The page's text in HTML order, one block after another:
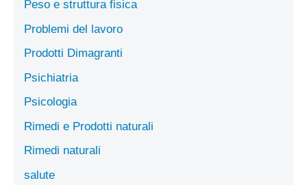
Peso e struttura fisica
Problemi del lavoro
Prodotti Dimagranti
Psichiatria
Psicologia
Rimedi e Prodotti naturali
Rimedi naturali
salute